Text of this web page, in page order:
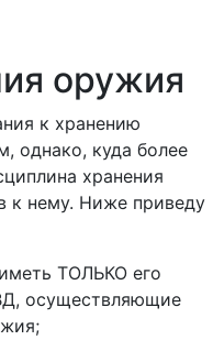
оружия
к хранению
однако, куда более
хранения
к нему. Ниже приведу
ТОЛЬКО его
осуществляющие